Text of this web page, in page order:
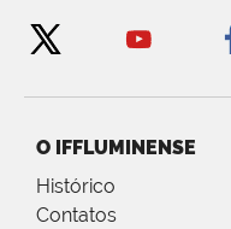
O IFFLUMINENSE
Histórico
Contatos